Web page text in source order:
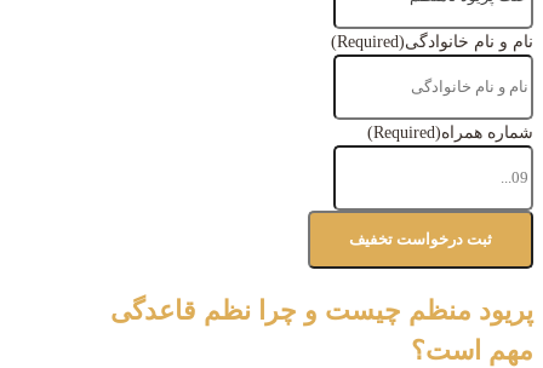
نام و نام خانوادگی(Required)
شماره همراه(Required)
پریود منظم چیست و چرا نظم قاعدگی
مهم است؟